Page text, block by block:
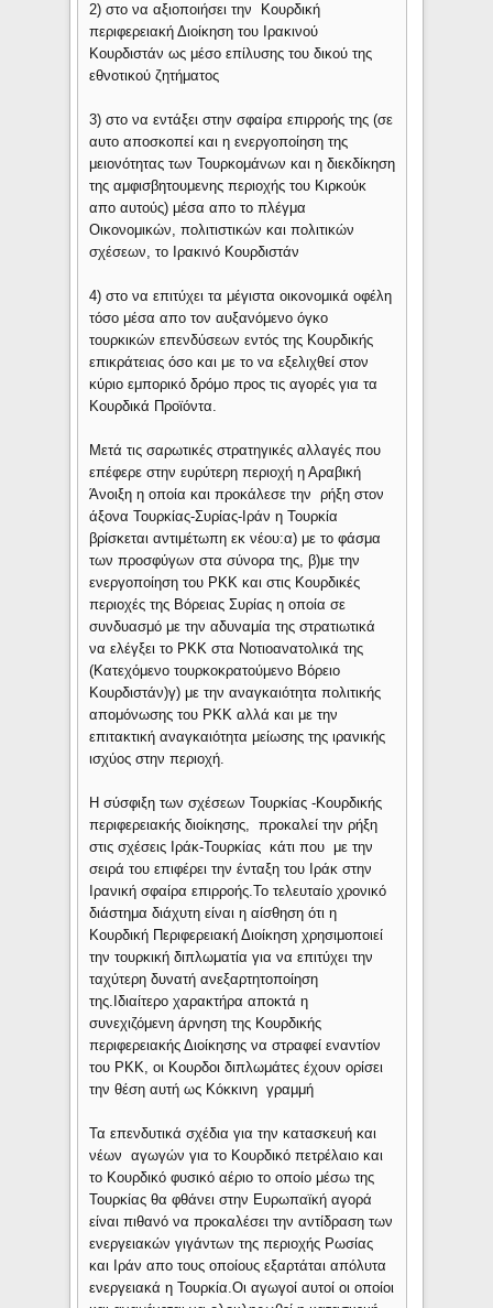
2) στο να αξιοποιήσει την Κουρδική
περιφερειακή Διοίκηση του Ιρακινού
Κουρδιστάν ως μέσο επίλυσης του δικού της
εθνοτικού ζητήματος
3) στο να εντάξει στην σφαίρα επιρροής της (σε
αυτο αποσκοπεί και η ενεργοποίηση της
μειονότητας των Τουρκομάνων και η διεκδίκηση
της αμφισβητουμενης περιοχής του Κιρκούκ
απο αυτούς) μέσα απο το πλέγμα
Οικονομικών, πολιτιστικών και πολιτικών
σχέσεων, το Ιρακινό Κουρδιστάν
4) στο να επιτύχει τα μέγιστα οικονομικά οφέλη
τόσο μέσα απο τον αυξανόμενο όγκο
τουρκικών επενδύσεων εντός της Κουρδικής
επικράτειας όσο και με το να εξελιχθεί στον
κύριο εμπορικό δρόμο προς τις αγορές για τα
Κουρδικά Προϊόντα.
Μετά τις σαρωτικές στρατηγικές αλλαγές που
επέφερε στην ευρύτερη περιοχή η Αραβική
Άνοιξη η οποία και προκάλεσε την ρήξη στον
άξονα Τουρκίας-Συρίας-Ιράν η Τουρκία
βρίσκεται αντιμέτωπη εκ νέου:α) με το φάσμα
των προσφύγων στα σύνορα της, β)με την
ενεργοποίηση του PKK και στις Κουρδικές
περιοχές της Βόρειας Συρίας η οποία σε
συνδυασμό με την αδυναμία της στρατιωτικά
να ελέγξει το PKK στα Νοτιοανατολικά της
(Κατεχόμενο τουρκοκρατούμενο Βόρειο
Κουρδιστάν)γ) με την αναγκαιότητα πολιτικής
απομόνωσης του PKK αλλά και με την
επιτακτική αναγκαιότητα μείωσης της ιρανικής
ισχύος στην περιοχή.
Η σύσφιξη των σχέσεων Τουρκίας -Κουρδικής
περιφερειακής διοίκησης, προκαλεί την ρήξη
στις σχέσεις Ιράκ-Τουρκίας κάτι που με την
σειρά του επιφέρει την ένταξη του Ιράκ στην
Ιρανική σφαίρα επιρροής.Το τελευταίο χρονικό
διάστημα διάχυτη είναι η αίσθηση ότι η
Κουρδική Περιφερειακή Διοίκηση χρησιμοποιεί
την τουρκική διπλωματία για να επιτύχει την
ταχύτερη δυνατή ανεξαρτητοποίηση
της.Ιδιαίτερο χαρακτήρα αποκτά η
συνεχιζόμενη άρνηση της Κουρδικής
περιφερειακής Διοίκησης να στραφεί εναντίον
του PKK, οι Κουρδοι διπλωμάτες έχουν ορίσει
την θέση αυτή ως Κόκκινη γραμμή
Τα επενδυτικά σχέδια για την κατασκευή και
νέων αγωγών για το Κουρδικό πετρέλαιο και
το Κουρδικό φυσικό αέριο το οποίο μέσω της
Τουρκίας θα φθάνει στην Ευρωπαϊκή αγορά
είναι πιθανό να προκαλέσει την αντίδραση των
ενεργειακών γιγάντων της περιοχής Ρωσίας
και Ιράν απο τους οποίους εξαρτάται απόλυτα
ενεργειακά η Τουρκία.Οι αγωγοί αυτοί οι οποίοι